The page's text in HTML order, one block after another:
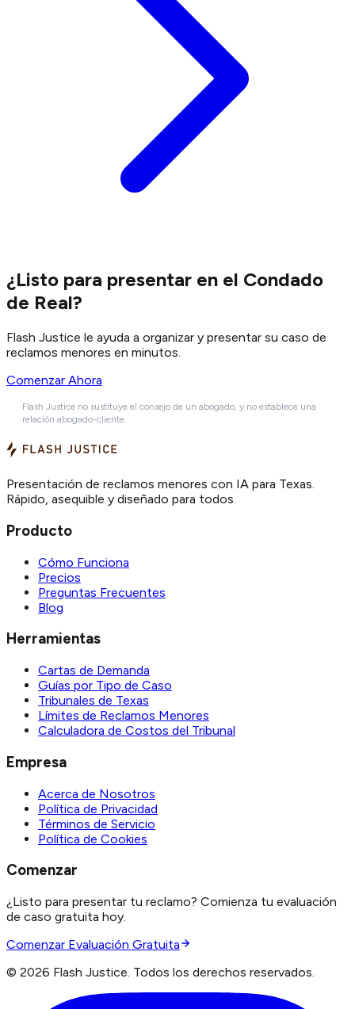
¿Listo para presentar en el Condado
de Real?
Flash Justice le ayuda a organizar y presentar su caso de
reclamos menores en minutos.
Comenzar Ahora
Flash Justice no sustituye el consejo de un abogado, y no establece una
relación abogado-cliente.
Presentación de reclamos menores con IA para Texas.
Rápido, asequible y diseñado para todos.
Producto
Cómo Funciona
Precios
Preguntas Frecuentes
Blog
Herramientas
Cartas de Demanda
Guías por Tipo de Caso
Tribunales de Texas
Límites de Reclamos Menores
Calculadora de Costos del Tribunal
Empresa
Acerca de Nosotros
Política de Privacidad
Términos de Servicio
Política de Cookies
Comenzar
¿Listo para presentar tu reclamo? Comienza tu evaluación
de caso gratuita hoy.
Comenzar Evaluación Gratuita
© 2026 Flash Justice. Todos los derechos reservados.